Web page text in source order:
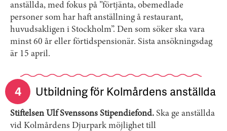
anställda, med fokus på ”förtjänta, obemedlade
personer som har haft anställning å restaurant,
huvudsakligen i Stockholm”. Den som söker ska vara
minst 60 år eller förtidspensionär. Sista ansökningsdag
är 15 april.
4 Utbildning för Kolmårdens anställda
Stiftelsen Ulf Svenssons Stipendiefond. Ska ge anställda
vid Kolmårdens Djurpark möjlighet till